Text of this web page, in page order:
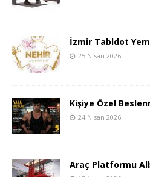
İzmir Tabldot
25 Nisan 2026
Kişiye Özel
24 Nisan 2026
Araç Platformu